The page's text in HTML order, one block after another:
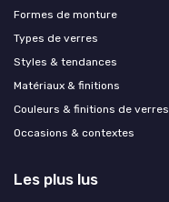
Formes de monture
Types de verres
Styles & tendances
Matériaux & finitions
Couleurs & finitions de verres
Occasions & contextes
Les plus lus